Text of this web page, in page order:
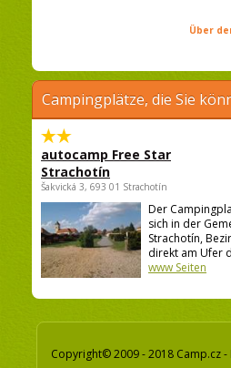
Über
Campingplätze, die Sie
autocamp Free Star
Strachotín
Šakvická 3, 693 01 Strachotín
Der
sich in der
Strachotín,
direkt am Ufer
www Seiten
Copyright© 2009 - 2018 Camp.cz